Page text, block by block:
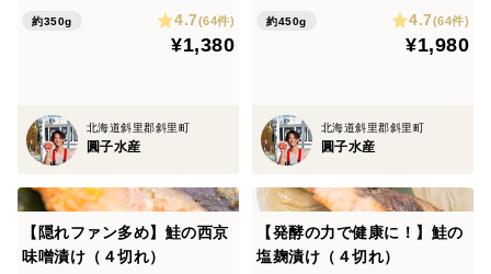
約350g 4.7(64件)
¥1,380
北海道斜里郡斜里町
圓子水産
約450g 4.7(64件)
¥1,980
北海道斜里郡斜里町
圓子水産
【隠れファン多め】鮭の西京
味噌漬け（４切れ）
【発酵の力で健康に！】鮭の
塩麹漬け（４切れ）